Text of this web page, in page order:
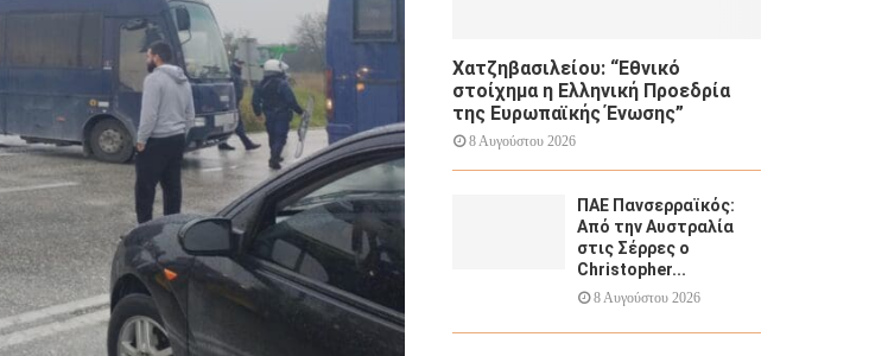
Χατζηβασιλείου: “Εθνικό
στοίχημα η Ελληνική Προεδρία
της Ευρωπαϊκής Ένωσης”
8 Αυγούστου 2026
ΠΑΕ Πανσερραϊκός:
Από την Αυστραλία
στις Σέρρες ο
Christopher...
8 Αυγούστου 2026